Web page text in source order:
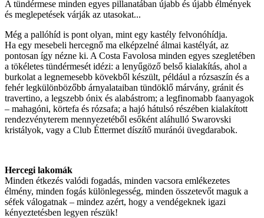
A tündérmese minden egyes pillanatában újabb és újabb élmények
és meglepetések várják az utasokat...
Még a pallóhíd is pont olyan, mint egy kastély felvonóhídja.
Ha egy mesebeli hercegnő ma elképzelné álmai kastélyát, az
pontosan így nézne ki. A Costa Favolosa minden egyes szegletében
a tökéletes tündérmesét idézi: a lenyűgöző belső kialakítás, ahol a
burkolat a legnemesebb kövekből készült, például a rózsaszín és a
fehér legkülönbözőbb árnyalataiban tündöklő márvány, gránit és
travertino, a legszebb ónix és alabástrom; a legfinomabb faanyagok
– mahagóni, körtefa és rózsafa; a hajó hátulsó részében kialakított
rendezvényterem mennyezetéből esőként aláhulló Swarovski
kristályok, vagy a Club Éttermet díszítő muránói üvegdarabok.
Hercegi lakomák
Minden étkezés valódi fogadás, minden vacsora emlékezetes
élmény, minden fogás különlegesség, minden összetevőt maguk a
séfek válogatnak – mindez azért, hogy a vendégeknek igazi
kényeztetésben legyen részük!